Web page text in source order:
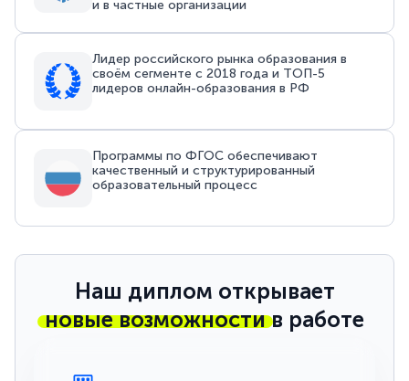
и в частные организации
Лидер российского рынка образования в
своём сегменте с 2018 года и ТОП-5
лидеров онлайн-образования в РФ
Программы по ФГОС обеспечивают
качественный и структурированный
образовательный процесс
Наш диплом открывает
новые возможностив работе